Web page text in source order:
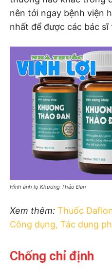
nên tới ngay bệnh viện
nhất để được các bác
Hình ảnh lọ Khương Thảo Đan
Xem thêm: Thuốc
Công dụng, Tác dụng
Chống chỉ định